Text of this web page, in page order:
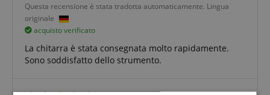
Questa recensione è stata tradotta automaticamente. Lingua
originale
acquisto verificato
La chitarra è stata consegnata molto rapidamente.
Sono soddisfatto dello strumento.